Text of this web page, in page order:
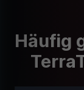
Häufig